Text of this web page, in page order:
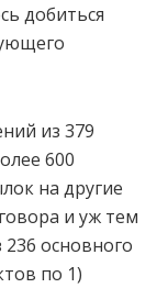
добиться
из 379
600
на другие
и уж тем
основного
по 1)